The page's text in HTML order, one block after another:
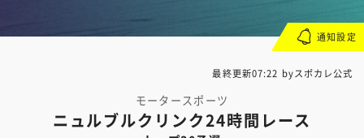
最終更新07:22 byスポカレ公式
モータースポーツ
ニュルブルクリンク24時間レース
通知設定